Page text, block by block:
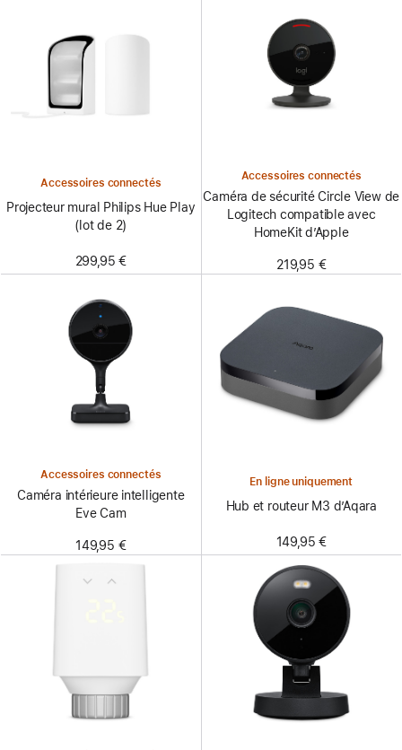
Accessoires connectés
Projecteur mural Philips Hue Play
(lot de 2)
299,95 €
Accessoires connectés
Caméra de sécurité Circle View de
Logitech compatible avec
HomeKit d’Apple
219,95 €
Accessoires connectés
Caméra intérieure intelligente
Eve Cam
149,95 €
En ligne uniquement
Hub et routeur M3 d’Aqara
149,95 €